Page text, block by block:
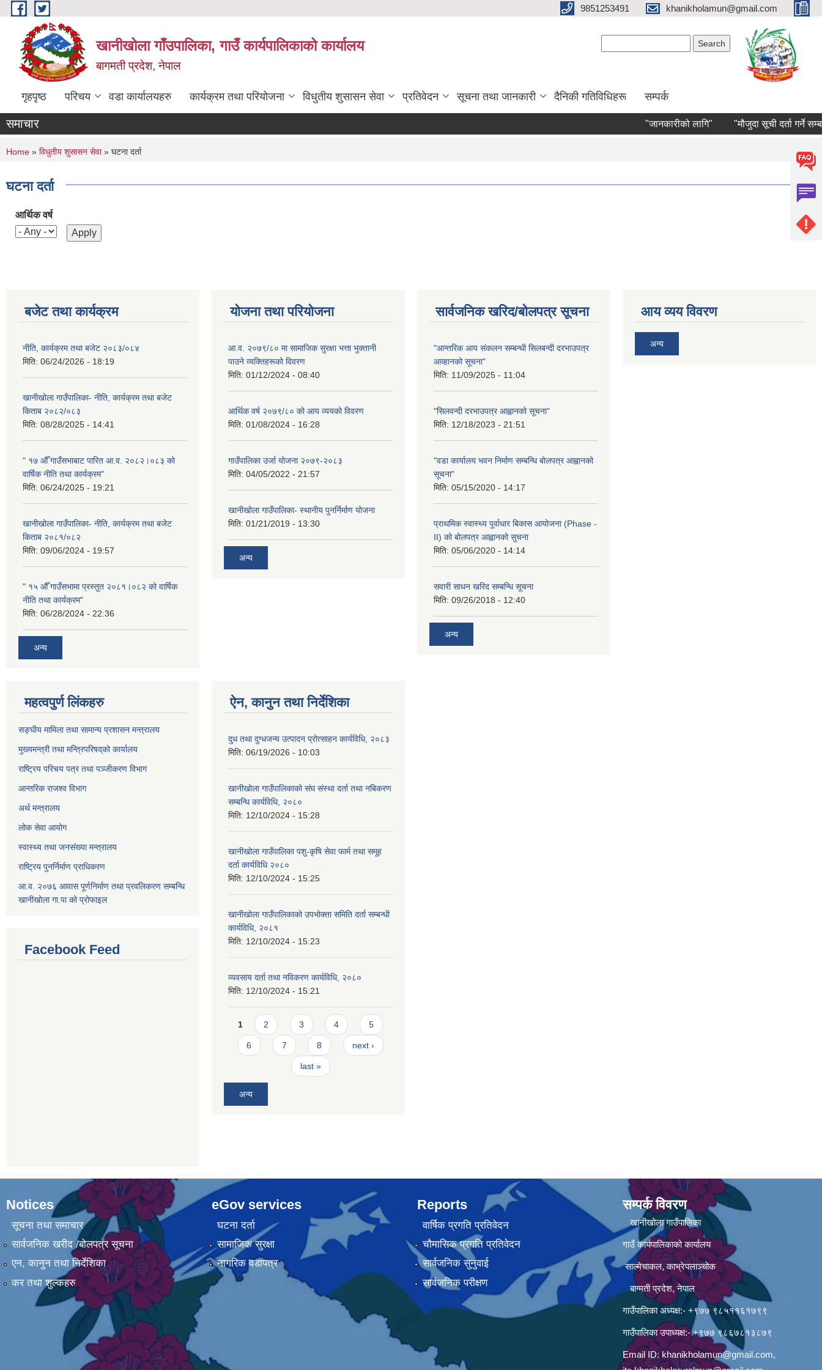
Skip to main content 9851253491 khanikholamun@gmail.com
खानीखोला गाँउपालिका, गाउँ कार्यपालिकाको कार्यालय
बागमती प्रदेश, नेपाल
गृहपृष्ठ परिचय वडा कार्यालयहरु कार्यक्रम तथा परियोजना विधुतीय शुसासन सेवा प्रतिवेदन सूचना तथा जानकारी दैनिकी गतिविधिहरू सम्पर्क
समाचार "जानकारीको लागि" "मौजुदा सूची दर्ता गर्ने
You are here
Home » विधुतीय शुसासन सेवा» घटना दर्ता
घटना दर्ता
आर्थिक वर्ष
बजेट तथा कार्यक्रम
नीति, कार्यक्रम तथा बजेट २०८३/०८४
मिति: 06/24/2026 - 18:19
खानीखोला गाउँपालिका- नीति, कार्यक्रम तथा बजेट
किताब २०८२/०८३
मिति: 08/28/2025 - 14:41
" १७ औँ गाउँसभाबाट पारित आ.व. २०८२।०८३ को
वार्षिक नीति तथा कार्यक्रम"
मिति: 06/24/2025 - 19:21
खानीखोला गाउँपालिका- नीति, कार्यक्रम तथा बजेट
किताब २०८१/०८२
मिति: 09/06/2024 - 19:57
" १५ औँ गाउँसभामा प्रस्तुत २०८१।०८२ को वार्षिक
नीति तथा कार्यक्रम"
मिति: 06/28/2024 - 22:36
अन्य
योजना तथा परियोजना
आ.व. २०७९/८० मा सामाजिक सुरक्षा भत्ता भुक्तानी
पाउने व्यक्तिहरूको विवरण
मिति: 01/12/2024 - 08:40
आर्थिक वर्ष २०७९/८० को आय व्ययको विवरण
मिति: 01/08/2024 - 16:28
गाउँपालिका उर्जा योजना २०७९-२०८३
मिति: 04/05/2022 - 21:57
खानीखोला गाउँपालिका- स्थानीय पुनर्निर्माण योजना
मिति: 01/21/2019 - 13:30
अन्य
सार्वजनिक खरिद/बोलपत्र सूचना
"आन्तरिक आय संकलन सम्बन्धी सिलबन्दी दरभाउपत्र
आव्हानको सूचना"
मिति: 11/09/2025 - 11:04
"सिलवन्दी दरभाउपत्र आह्वानको सूचना"
मिति: 12/18/2023 - 21:51
"वडा कार्यालय भवन निर्माण सम्बन्धि बोलपत्र आह्वानको
सूचना"
मिति: 05/15/2020 - 14:17
प्राथमिक स्वास्थ्य पूर्वाधार बिकास आयोजना (Phase -
II) को बोलपत्र आह्वानको सुचना
मिति: 05/06/2020 - 14:14
सवारी साधन खरिद सम्बन्धि सूचना
मिति: 09/26/2018 - 12:40
अन्य
आय व्यय विवरण
अन्य
महत्वपुर्ण लिंकहरु
सङ्घीय मामिला तथा सामान्य प्रशासन मन्त्रालय
मुख्यमन्त्री तथा मन्त्रिपरिषद्‌को कार्यालय
राष्ट्रिय परिचय पत्र तथा पञ्जीकरण विभाग
आन्तरिक राजश्व विभाग
अर्थ मन्त्रालय
लोक सेवा आयोग
स्वास्थ्य तथा जनसंख्या मन्त्रालय
राष्ट्रिय पुनर्निर्माण प्राधिकरण
आ.व. २०७६ आवास पूर्णनिर्माण तथा प्रवलिकरण सम्बन्धि
खानीखोला गा.पा को प्रोफाइल
Facebook Feed
ऐन, कानुन तथा निर्देशिका
दुध तथा दुग्धजन्य उत्पादन प्रोत्साहन कार्यविधि, २०८३
मिति: 06/19/2026 - 10:03
खानीखोला गाउँपालिकाको संघ संस्था दर्ता तथा नबिकरण
सम्बन्धि कार्यविधि, २०८०
मिति: 12/10/2024 - 15:28
खानीखोला गाउँपालिका पशु-कृषि सेवा फार्म तथा समूह
दर्ता कार्यविधि २०८०
मिति: 12/10/2024 - 15:25
खानीखोला गाउँपालिकाको उपभोक्ता समिति दर्ता सम्बन्धी
कार्यविधि, २०८१
मिति: 12/10/2024 - 15:23
व्यवसाय दर्ता तथा नविकरण कार्यविधि, २०८०
मिति: 12/10/2024 - 15:21
Pages
1 2 3 4 5
6 7 8 next ›
last »
अन्य
Notices
सूचना तथा समाचार
सार्वजनिक खरीद /बोलपत्र सूचना
एन, कानुन तथा निर्देशिका
कर तथा शुल्कहरु
eGov services
घटना दर्ता
सामाजिक सुरक्षा
नागरिक वडापत्र
Reports
वार्षिक प्रगति प्रतिवेदन
चौमासिक प्रगति प्रतिवेदन
सार्वजनिक सुनुवाई
सार्वजनिक परीक्षण
सम्पर्क विवरण
खानीखोला गाउँपालिका
गाउँ कार्यपालिकाको कार्यालय
साल्मेचाकल, काभ्रेपलाञ्चोक
बाग्मती प्रदेश, नेपाल
गाउँपालिका अध्यक्ष:- +९७७ ९८५११६१७९९
गाउँपालिका उपाध्यक्ष:- +९७७ ९८६७८१३८७९
Email ID: khanikholamun@gmail.com,